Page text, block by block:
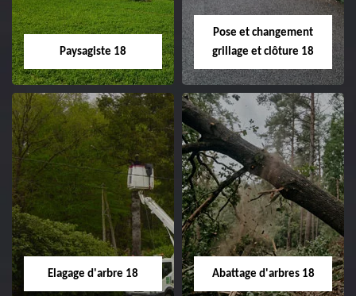
Paysagiste 18
Paysagiste 18
Artisan paysagiste 18
Cher tel: 02.52.56.49.40
Pose et changement
grillage et clôture 18
Pose et
changement
grillage et clôture
18
Spécialiste en pose et
changement grillage et
Elagage d'arbre 18 Abattage d'arbres 18